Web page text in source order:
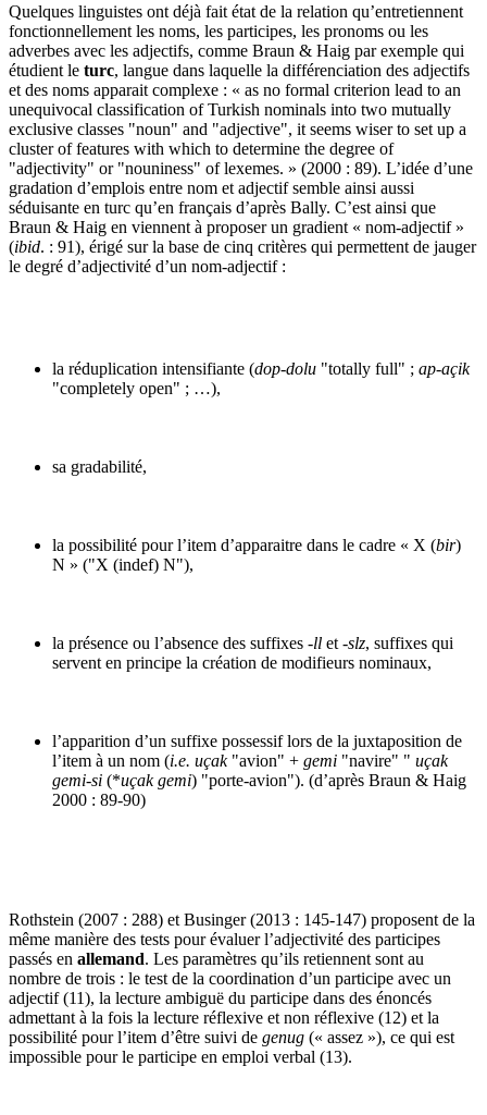
Quelques linguistes ont déjà fait état de la relation qu’entretiennent
fonctionnellement les noms, les participes, les pronoms ou les
adverbes avec les adjectifs, comme Braun & Haig par exemple qui
étudient le turc, langue dans laquelle la différenciation des adjectifs
et des noms apparait complexe : « as no formal criterion lead to an
unequivocal classification of Turkish nominals into two mutually
exclusive classes "noun" and "adjective", it seems wiser to set up a
cluster of features with which to determine the degree of
"adjectivity" or "nouniness" of lexemes. » (2000 : 89). L’idée d’une
gradation d’emplois entre nom et adjectif semble ainsi aussi
séduisante en turc qu’en français d’après Bally. C’est ainsi que
Braun & Haig en viennent à proposer un gradient « nom-adjectif »
(ibid. : 91), érigé sur la base de cinq critères qui permettent de jauger
le degré d’adjectivité d’un nom-adjectif :
la réduplication intensifiante (dop-dolu "totally full" ; ap-açik
"completely open" ; …),
sa gradabilité,
la possibilité pour l’item d’apparaitre dans le cadre « X (bir)
N » ("X (indef) N"),
la présence ou l’absence des suffixes -ll et -slz, suffixes qui
servent en principe la création de modifieurs nominaux,
l’apparition d’un suffixe possessif lors de la juxtaposition de
l’item à un nom (i.e. uçak "avion" + gemi "navire" " uçak
gemi-si (*uçak gemi) "porte-avion"). (d’après Braun & Haig
2000 : 89-90)
Rothstein (2007 : 288) et Businger (2013 : 145-147) proposent de la
même manière des tests pour évaluer l’adjectivité des participes
passés en allemand. Les paramètres qu’ils retiennent sont au
nombre de trois : le test de la coordination d’un participe avec un
adjectif (11), la lecture ambiguë du participe dans des énoncés
admettant à la fois la lecture réflexive et non réflexive (12) et la
possibilité pour l’item d’être suivi de genug (« assez »), ce qui est
impossible pour le participe en emploi verbal (13).